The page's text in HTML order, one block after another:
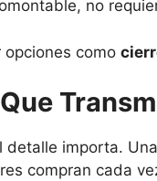
no
como
detalle importa.
compran cada